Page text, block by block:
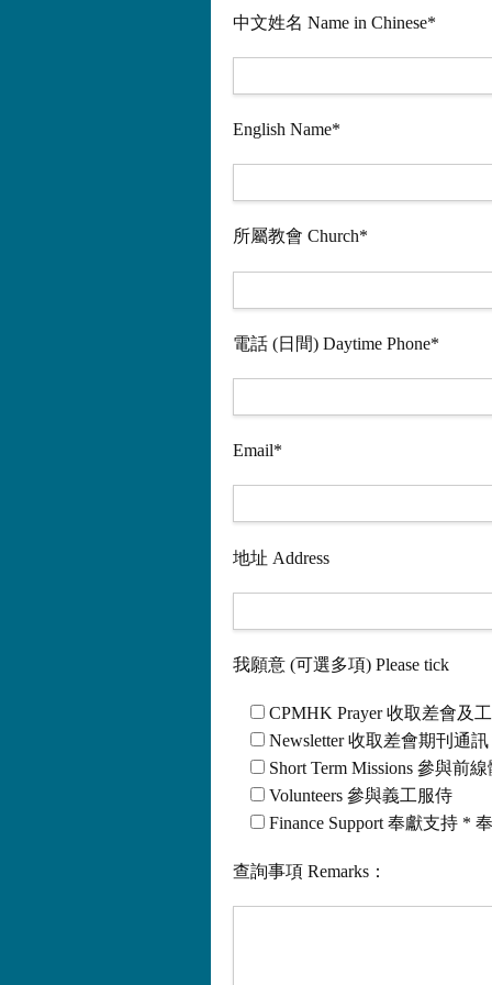
中文姓名 Name in Chinese*
English Name*
所屬教會 Church*
電話 (日間) Daytime Phone*
Email*
地址 Address
我願意 (可選多項) Please tick
CPMHK Prayer 收取差會及
Newsletter 收取差會期刊通訊
Short Term Missions 參與前
Volunteers 參與義工服侍
Finance Support 奉獻支持 *
查詢事項 Remarks：